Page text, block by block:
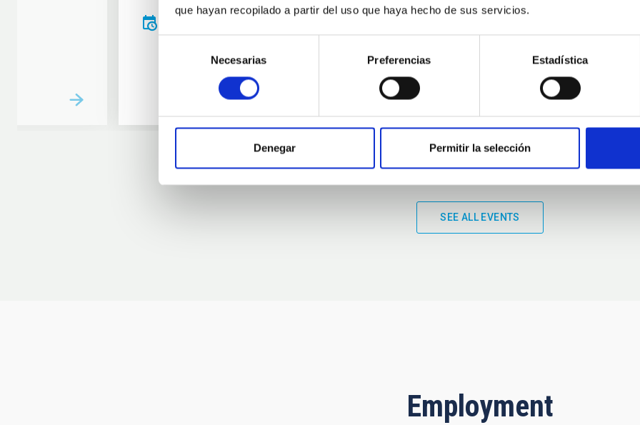
que hayan recopilado a partir del uso que haya hecho de sus servicios.
consentimiento
Necesarias Preferencias Estadística
Denegar Permitir la selección
SEE ALL EVENTS
Employment